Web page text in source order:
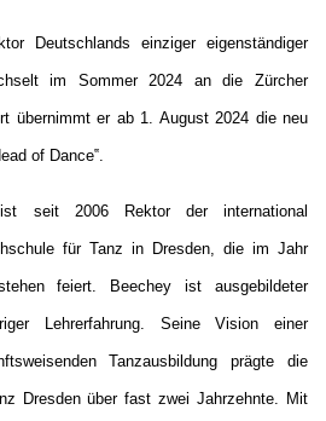
Deutschlands einziger eigenständiger
im Sommer 2024 an die Zürcher
übernimmt er ab 1. August 2024 die neu
of Dance‟.
seit 2006 Rektor der international
für Tanz in Dresden, die im Jahr
feiert. Beechey ist ausgebildeter
Lehrerfahrung. Seine Vision einer
Tanzausbildung prägte die
Dresden über fast zwei Jahrzehnte. Mit